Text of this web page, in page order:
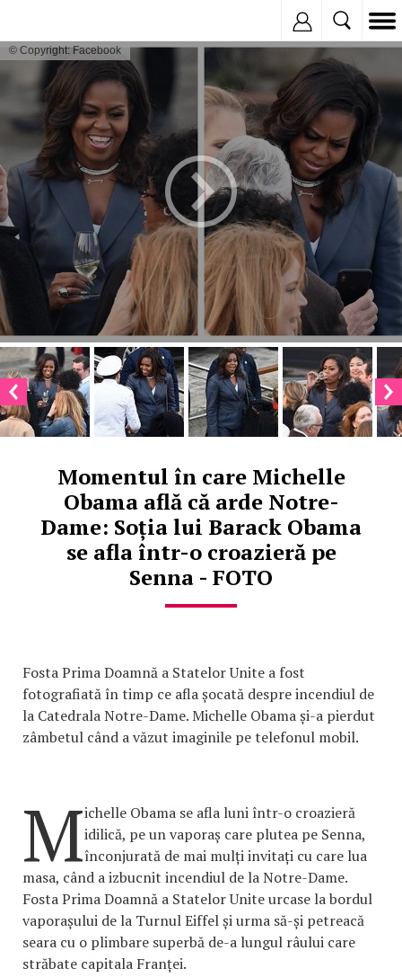
© Copyright: Facebook
Momentul în care Michelle
Obama află că arde Notre-
Dame: Soția lui Barack Obama
se afla într-o croazieră pe
Senna - FOTO
Fosta Prima Doamnă a Statelor Unite a fost
fotografiată în timp ce afla șocată despre incendiul de
la Catedrala Notre-Dame. Michelle Obama și-a pierdut
zâmbetul când a văzut imaginile pe telefonul mobil.
Michelle Obama se afla luni într-o croazieră
idilică, pe un vaporaș care plutea pe Senna,
înconjurată de mai mulți invitați cu care lua
masa, când a izbucnit incendiul de la Notre-Dame.
Fosta Prima Doamnă a Statelor Unite urcase la bordul
vaporașului de la Turnul Eiffel și urma să-și petreacă
seara cu o plimbare superbă de-a lungul râului care
străbate capitala Franței.